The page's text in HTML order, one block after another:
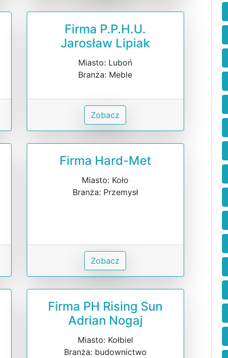
Firma P.P.H.U.
Jarosław Lipiak
Miasto: Luboń
Branża: Meble
Zobacz
Firma Hard-Met
Miasto: Koło
Branża: Przemysł
Zobacz
Firma PH Rising Sun
Adrian Nogaj
Miasto: Kołbiel
Branża: budownictwo